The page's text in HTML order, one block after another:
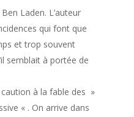
Laden. L’auteur
qui font que
et trop souvent
semblait à portée de
à la fable des »
« . On arrive dans